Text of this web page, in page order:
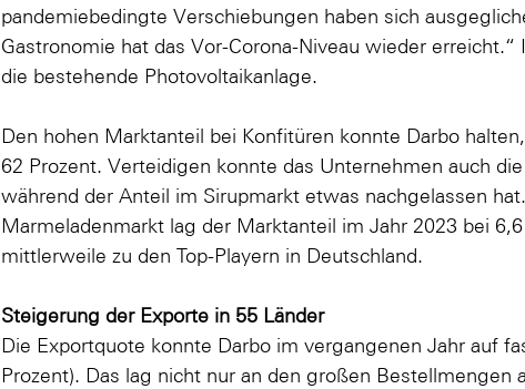
pandemiebedingte Verschiebungen haben sich
Gastronomie hat das Vor-Corona-Niveau wieder
die bestehende Photovoltaikanlage.
Den hohen Marktanteil bei Konfitüren konnte Darbo
62 Prozent. Verteidigen konnte das Unternehmen auch
während der Anteil im Sirupmarkt etwas nachgelassen
Marmeladenmarkt lag der Marktanteil im Jahr 2023 bei
mittlerweile zu den Top-Playern in Deutschland.
Steigerung der Exporte in 55 Länder
Die Exportquote konnte Darbo im vergangenen Jahr auf
Prozent). Das lag nicht nur an den großen Bestellmengen